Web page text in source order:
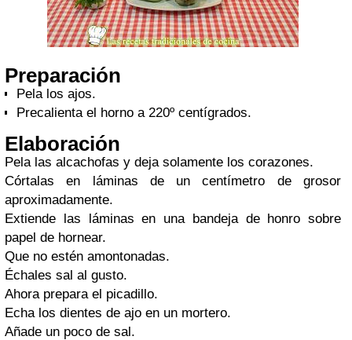
Preparación
Pela los ajos.
Precalienta el horno a 220º centígrados.
Elaboración
Pela las alcachofas y deja solamente los corazones.
Córtalas en láminas de un centímetro de grosor
aproximadamente.
Extiende las láminas en una bandeja de honro sobre
papel de hornear.
Que no estén amontonadas.
Échales sal al gusto.
Ahora prepara el picadillo.
Echa los dientes de ajo en un mortero.
Añade un poco de sal.